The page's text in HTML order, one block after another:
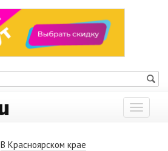
Показать
меню
В Красноярском крае